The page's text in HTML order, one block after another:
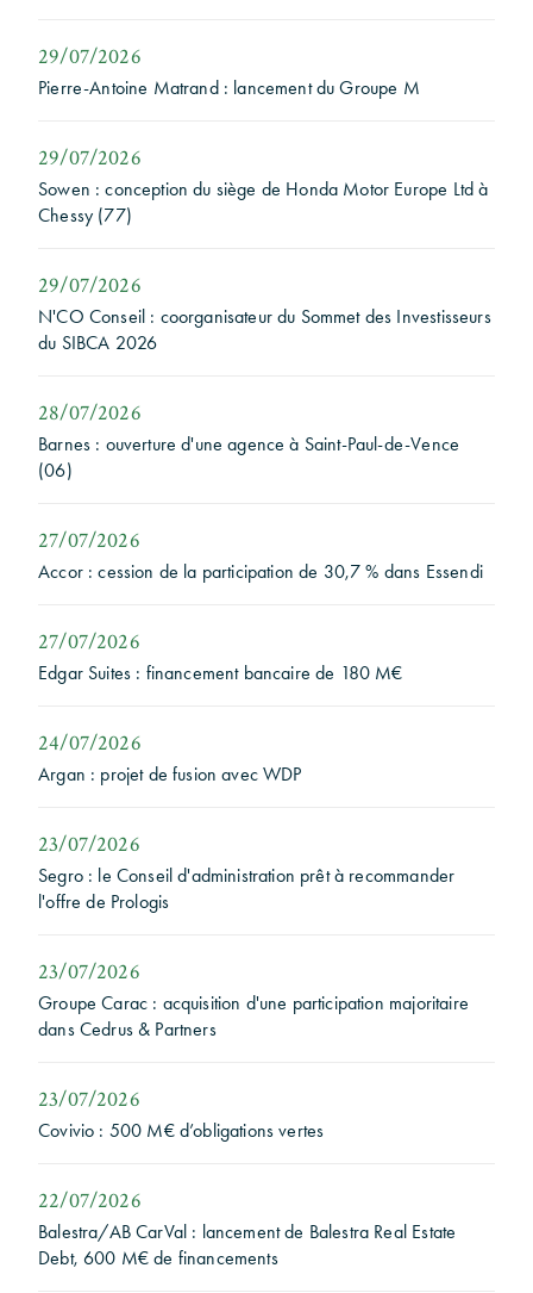
29/07/2026
Pierre-Antoine Matrand : lancement du Groupe M
29/07/2026
Sowen : conception du siège de Honda Motor Europe Ltd à
Chessy (77)
29/07/2026
N'CO Conseil : coorganisateur du Sommet des Investisseurs
du SIBCA 2026
28/07/2026
Barnes : ouverture d'une agence à Saint-Paul-de-Vence
(06)
27/07/2026
Accor : cession de la participation de 30,7 % dans Essendi
27/07/2026
Edgar Suites : financement bancaire de 180 M€
24/07/2026
Argan : projet de fusion avec WDP
23/07/2026
Segro : le Conseil d'administration prêt à recommander
l'offre de Prologis
23/07/2026
Groupe Carac : acquisition d'une participation majoritaire
dans Cedrus & Partners
23/07/2026
Covivio : 500 M€ d’obligations vertes
22/07/2026
Balestra/AB CarVal : lancement de Balestra Real Estate
Debt, 600 M€ de financements